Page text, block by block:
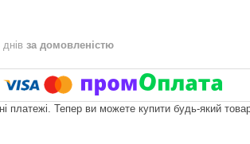
за домовленістю
платежі. Тепер ви можете купити будь-який